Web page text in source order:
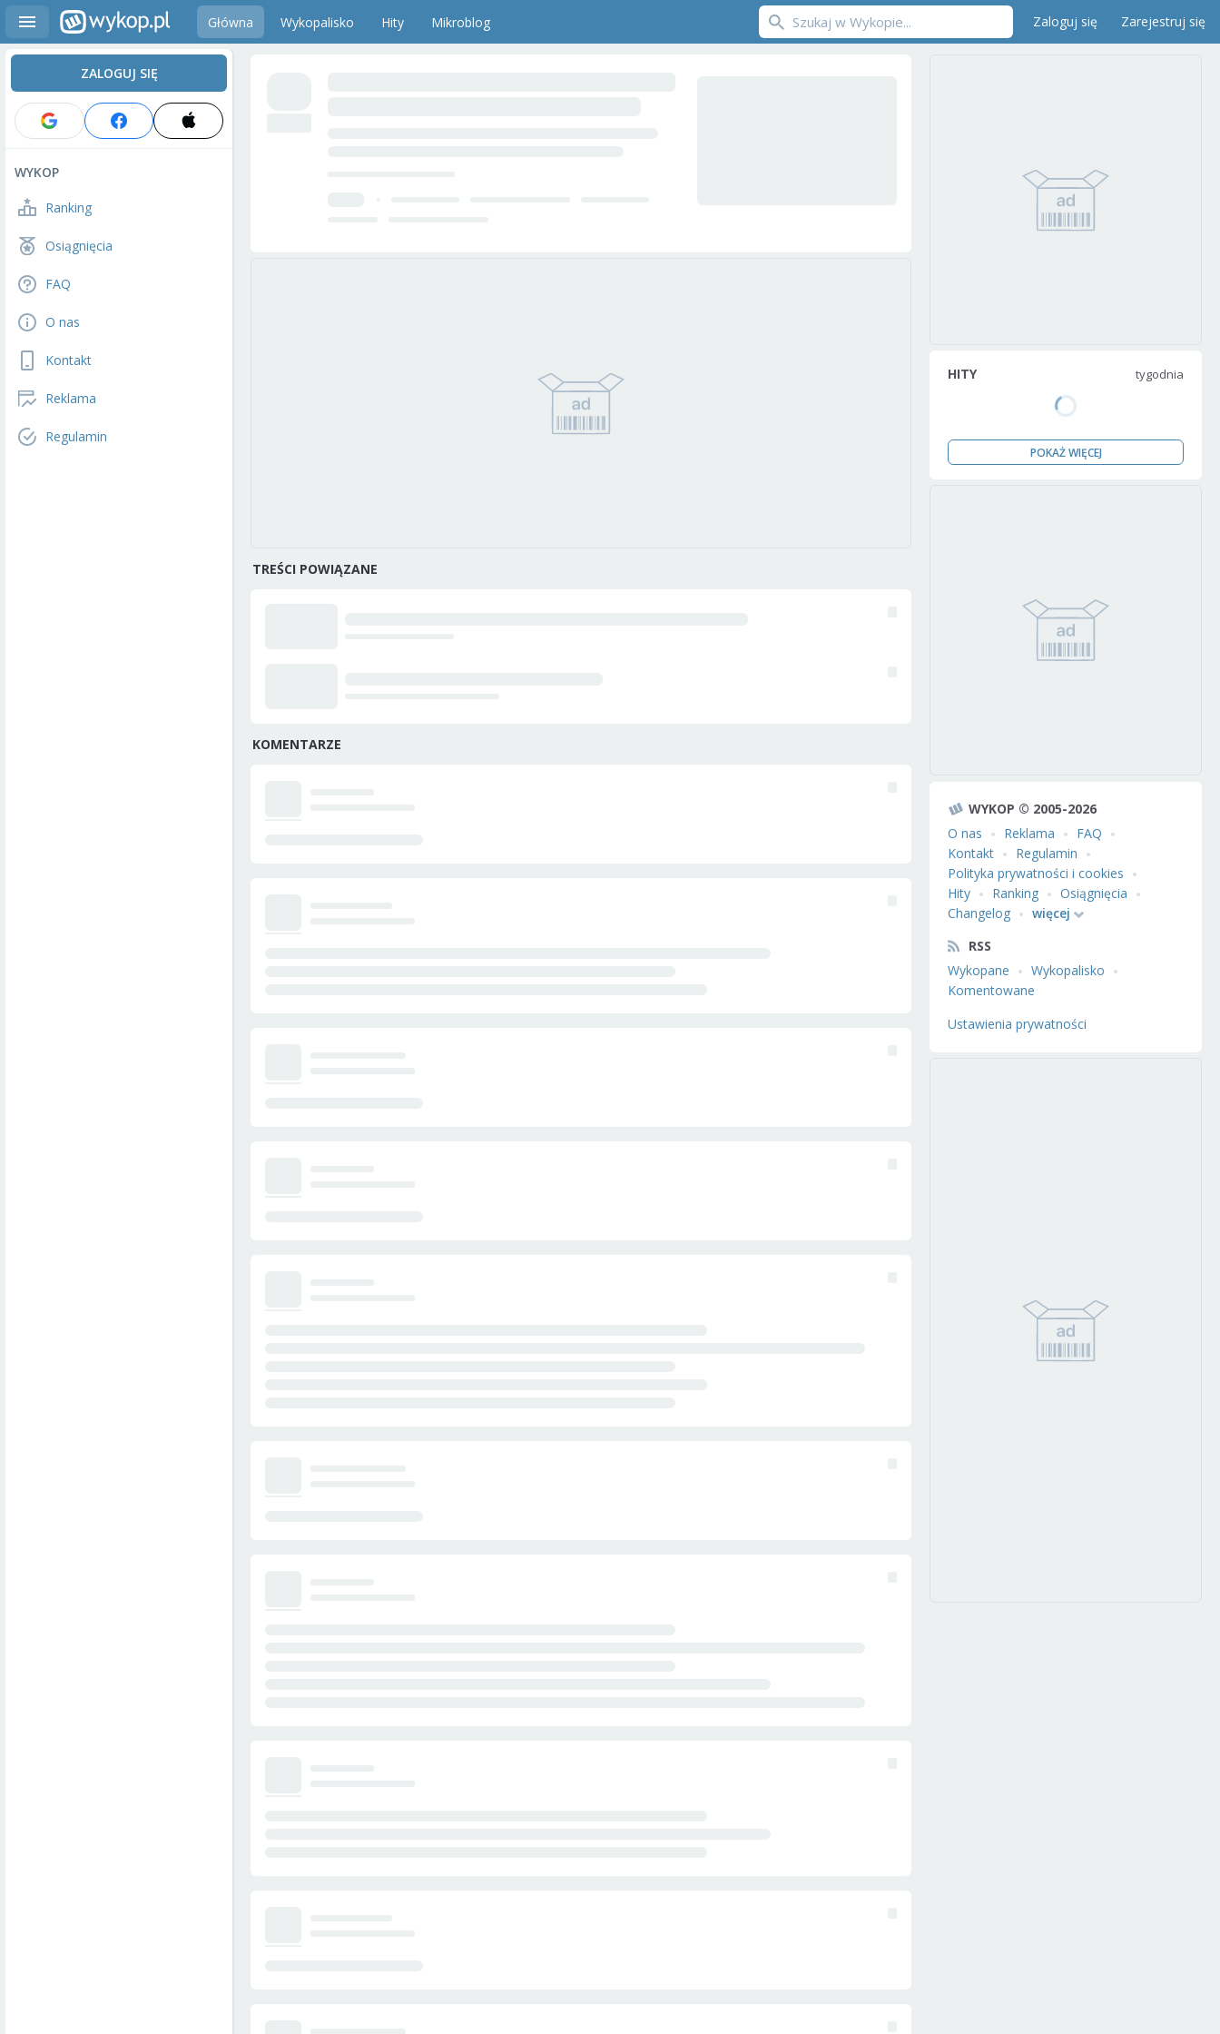
Główna Wykopalisko Hity Mikroblog Zaloguj się Zarejestruj się
ZALOGUJ SIĘ
WYKOP
Ranking
Osiągnięcia
FAQ
O nas
Kontakt
Reklama
Regulamin
TREŚCI POWIĄZANE
KOMENTARZE
HITY tygodnia
POKAŻ WIĘCEJ
WYKOP © 2005-2026
O nas
Reklama
FAQ
Kontakt
Regulamin
Polityka prywatności i cookies
Hity
Ranking
Osiągnięcia
Changelog
więcej
RSS
Wykopane
Wykopalisko
Komentowane
Ustawienia prywatności